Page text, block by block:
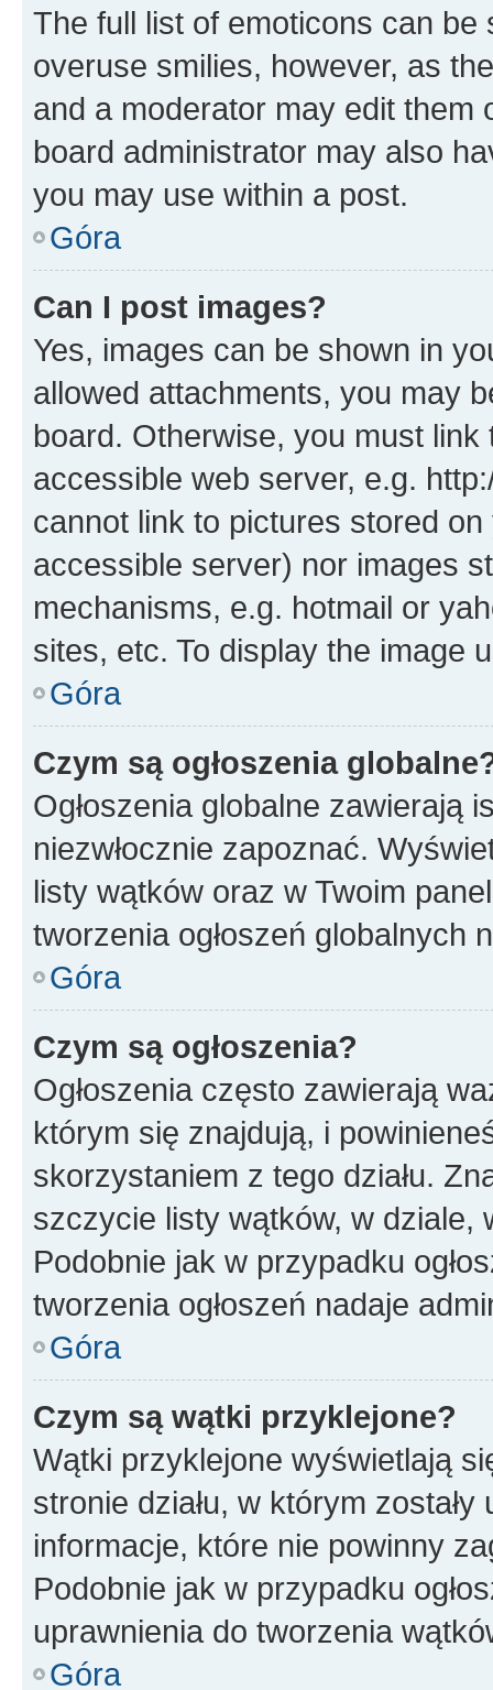
The full list of emoticons can
overuse smilies, however, as
and a moderator may edit them
board administrator may also
you may use within a post.
Góra
Can I post images?
Yes, images can be shown in
allowed attachments, you may
board. Otherwise, you must
accessible web server, e.g.
cannot link to pictures stored
accessible server) nor images
mechanisms, e.g. hotmail or
sites, etc. To display the image
Góra
Czym są ogłoszenia
Ogłoszenia globalne zawierają
niezwłocznie zapoznać.
listy wątków oraz w Twoim
tworzenia ogłoszeń globalnych
Góra
Czym są ogłoszenia?
Ogłoszenia często zawierają
którym się znajdują, i
skorzystaniem z tego działu.
szczycie listy wątków, w dziale,
Podobnie jak w przypadku
tworzenia ogłoszeń nadaje
Góra
Czym są wątki przyklejone?
Wątki przyklejone wyświetlają
stronie działu, w którym
informacje, które nie powinny
Podobnie jak w przypadku
uprawnienia do tworzenia
Góra